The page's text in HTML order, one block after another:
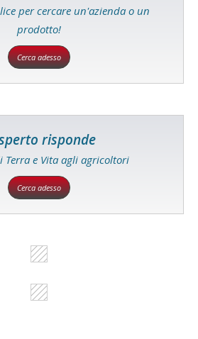
per cercare un'azienda o un
prodotto!
Cerca adesso
risponde
Terra e Vita agli agricoltori
Cerca adesso